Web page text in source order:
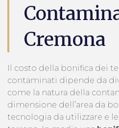
Cremona
Il costo della bonifica dei
contaminati dipende da
come la natura della
dimensione dell’area da
tecnologia da utilizzare e